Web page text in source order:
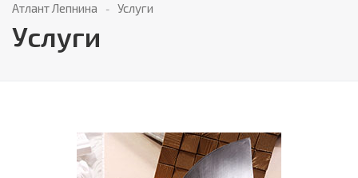
Атлант Лепнина Услуги
Услуги